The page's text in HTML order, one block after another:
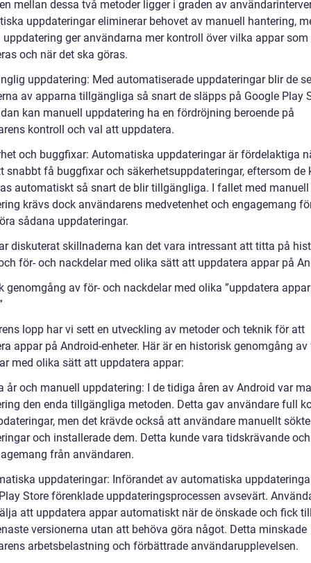
mellan dessa två metoder ligger i graden av
uppdateringar eliminerar behovet av manuell hantering,
ger användarna mer kontroll över vilka appar som
och när det ska göras.
uppdatering: Med automatiserade uppdateringar blir de
av apparna tillgängliga så snart de släpps på Google Play
kan manuell uppdatering ha en fördröjning beroende på
kontroll och val att uppdatera.
och buggfixar: Automatiska uppdateringar är fördelaktiga
snabbt få buggfixar och säkerhetsuppdateringar, eftersom de
automatiskt så snart de blir tillgängliga. I fallet med manuell
krävs dock användarens medvetenhet och engagemang
sådana uppdateringar.
diskuterat skillnaderna kan det vara intressant att titta på
för- och nackdelar med olika sätt att uppdatera appar på
genomgång av för- och nackdelar med olika ”uppdatera appar
lopp har vi sett en utveckling av metoder och teknik för att
appar på Android-enheter. Här är en historisk genomgång av
med olika sätt att uppdatera appar:
år och manuell uppdatering: I de tidiga åren av Android var
den enda tillgängliga metoden. Detta gav användare full
men det krävde också att användare manuellt
och installerade dem. Detta kunde vara tidskrävande
från användaren.
uppdateringar: Införandet av automatiska
Store förenklade uppdateringsprocessen avsevärt.
att uppdatera appar automatiskt när de önskade och fick
versionerna utan att behöva göra något. Detta minskade
arbetsbelastning och förbättrade användarupplevelsen.